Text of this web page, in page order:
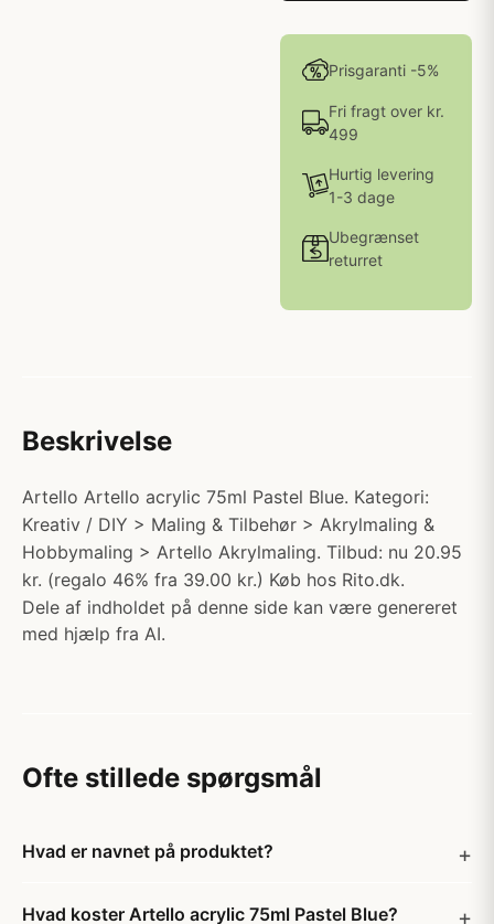
Prisgaranti -5%
Fri fragt over kr.
499
Hurtig levering
1-3 dage
Ubegrænset
returret
Beskrivelse
Artello Artello acrylic 75ml Pastel Blue. Kategori:
Kreativ / DIY > Maling & Tilbehør > Akrylmaling &
Hobbymaling > Artello Akrylmaling. Tilbud: nu 20.95
kr. (regalo 46% fra 39.00 kr.) Køb hos Rito.dk.
Dele af indholdet på denne side kan være genereret
med hjælp fra AI.
Ofte stillede spørgsmål
Hvad er navnet på produktet?
Hvad koster Artello acrylic 75ml Pastel Blue?